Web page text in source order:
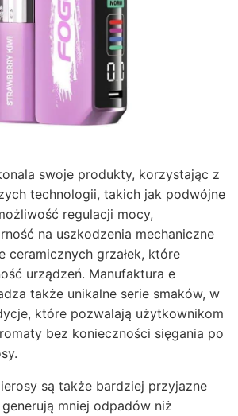
swoje produkty, korzystając z
technologii, takich jak podwójne
regulacji mocy,
na uszkodzenia mechaniczne
ceramicznych grzałek, które
urządzeń. Manufaktura e
także unikalne serie smaków, w
które pozwalają użytkownikom
bez konieczności sięgania po
są także bardziej przyjazne
mniej odpadów niż